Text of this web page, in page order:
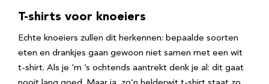
T-shirts voor knoeiers
Echte knoeiers zullen dit herkennen: bepaalde soorten
eten en drankjes gaan gewoon niet samen met een wit
t-shirt. Als je ‘m ’s ochtends aantrekt denk je al: dit gaat